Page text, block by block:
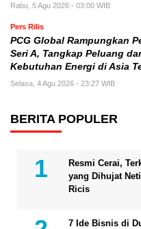
Rabu, 5 Agu 2026 - 03:00 WIB
Pers Rilis
PCG Global Rampungkan
Seri A, Tangkap Peluang
Kebutuhan Energi di Asia
Selasa, 4 Agu 2026 - 23:27 WIB
BERITA POPULER
Resmi Cerai,
yang Dihujat
Ricis
7 Ide Bisnis di